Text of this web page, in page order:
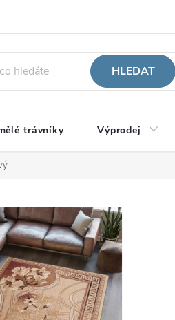
HLEDAT
trávníky Výprodej